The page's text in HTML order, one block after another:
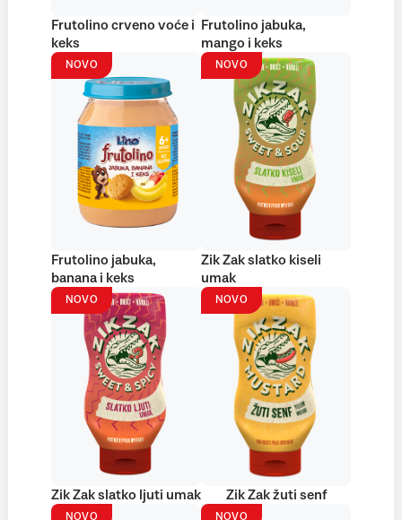
Frutolino crveno voće i
keks
Frutolino jabuka,
mango i keks
NOVO
Frutolino jabuka,
banana i keks
NOVO
Zik Zak slatko kiseli
umak
NOVO
Zik Zak slatko ljuti umak
NOVO
Zik Zak žuti senf
NOVO NOVO